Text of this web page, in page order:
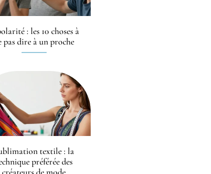
: les 10 choses à
pas dire à un proche
textile : la
préférée des